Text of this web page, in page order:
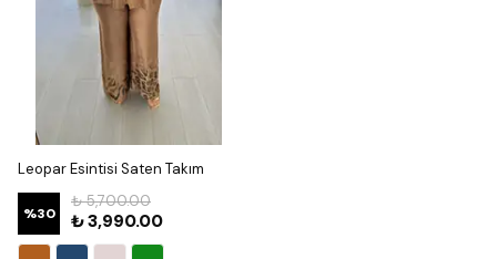
Leopar Esintisi Saten Takım
%30
₺ 5,700.00
₺ 3,990.00